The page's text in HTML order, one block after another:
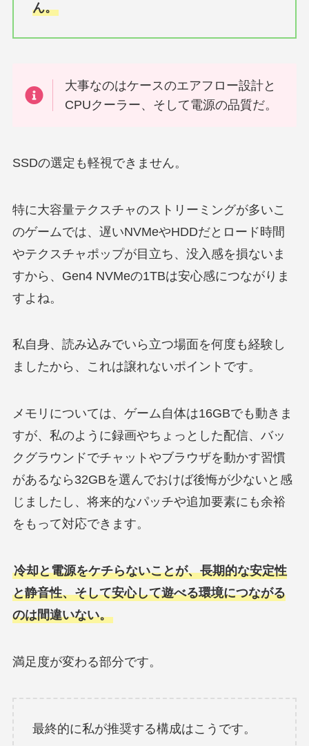
ん。
大事なのはケースのエアフロー設計と
CPUクーラー、そして電源の品質だ。
SSDの選定も軽視できません。
特に大容量テクスチャのストリーミングが多いこ
のゲームでは、遅いNVMeやHDDだとロード時間
やテクスチャポップが目立ち、没入感を損ないま
すから、Gen4 NVMeの1TBは安心感につながりま
すよね。
私自身、読み込みでいら立つ場面を何度も経験し
ましたから、これは譲れないポイントです。
メモリについては、ゲーム自体は16GBでも動きま
すが、私のように録画やちょっとした配信、バッ
クグラウンドでチャットやブラウザを動かす習慣
があるなら32GBを選んでおけば後悔が少ないと感
じましたし、将来的なパッチや追加要素にも余裕
をもって対応できます。
冷却と電源をケチらないことが、長期的な安定性
と静音性、そして安心して遊べる環境につながる
のは間違いない。
満足度が変わる部分です。
最終的に私が推奨する構成はこうです。